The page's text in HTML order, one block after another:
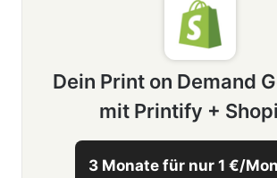
Dein Print on Demand
mit Printify +
3 Monate für nur 1 €/